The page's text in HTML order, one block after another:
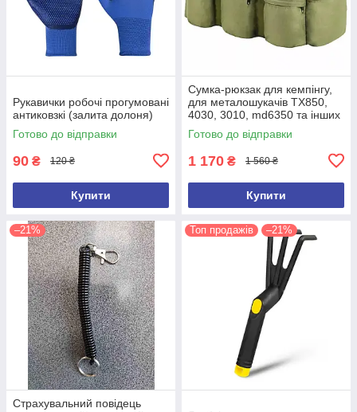
Рукавички робочі прогумовані
антиковзкі (залита долоня)
Готово до відправки
90 ₴ 120 ₴
Купити
Сумка-рюкзак для кемпінгу,
для металошукачів TX850,
4030, 3010, md6350 та інших
(ємність 100 л)
Готово до відправки
1 170 ₴ 1 560 ₴
Купити
–21%
Страхувальний повідець
Топ продажів –21%